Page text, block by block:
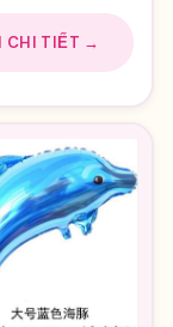
CHI TIẾT →